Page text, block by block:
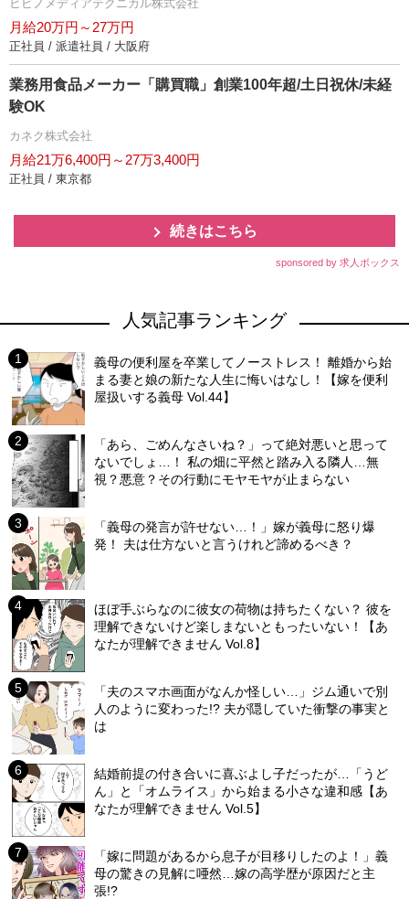
ヒビノメディアテクニカル株式会社
月給20万円～27万円
正社員 / 派遣社員 / 大阪府
業務用食品メーカー「購買職」創業100年超/土日祝休/未経
験OK
カネク株式会社
月給21万6,400円～27万3,400円
正社員 / 東京都
続きはこちら
sponsored by 求人ボックス
人気記事ランキング
義母の便利屋を卒業してノーストレス！ 離婚から始
まる妻と娘の新たな人生に悔いはなし！【嫁を便利
屋扱いする義母 Vol.44】
「あら、ごめんなさいね？」って絶対悪いと思って
ないでしょ…！ 私の畑に平然と踏み入る隣人…無
視？悪意？その行動にモヤモヤが止まらない
「義母の発言が許せない…！」嫁が義母に怒り爆
発！ 夫は仕方ないと言うけれど諦めるべき？
ほぼ手ぶらなのに彼女の荷物は持ちたくない？ 彼を
理解できないけど楽しまないともったいない！【あ
なたが理解できません Vol.8】
「夫のスマホ画面がなんか怪しい…」ジム通いで別
人のように変わった!? 夫が隠していた衝撃の事実と
は
結婚前提の付き合いに喜ぶよし子だったが…「うど
ん」と「オムライス」から始まる小さな違和感【あ
なたが理解できません Vol.5】
「嫁に問題があるから息子が目移りしたのよ！」義
母の驚きの見解に唖然…嫁の高学歴が原因だと主
張!?